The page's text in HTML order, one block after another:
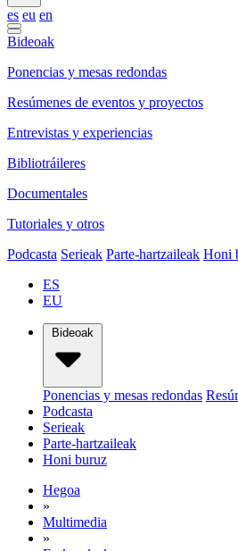
es eu en
Bideoak
Ponencias y mesas redondas
Resúmenes de eventos y proyectos
Entrevistas y experiencias
Bibliotráileres
Documentales
Tutoriales y otros
Podcasta Serieak Parte-hartzaileak Honi
ES
EU
Bideoak
Ponencias y mesas redondas
Podcasta
Serieak
Parte-hartzaileak
Honi buruz
Hegoa
»
Multimedia
»